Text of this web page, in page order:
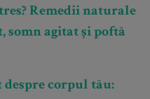
Remedii naturale
somn agitat și poftă
despre corpul tău: